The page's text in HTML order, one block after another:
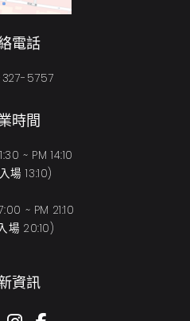
電話
5757
時間
~ PM 14:10
場 13:10)
~ PM 21:10
場 20:10)
資訊